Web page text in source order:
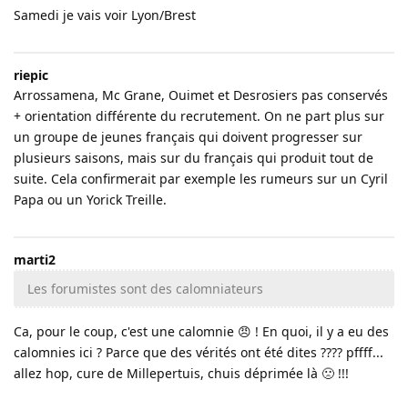
Samedi je vais voir Lyon/Brest
riepic
Arrossamena, Mc Grane, Ouimet et Desrosiers pas conservés
+ orientation différente du recrutement. On ne part plus sur
un groupe de jeunes français qui doivent progresser sur
plusieurs saisons, mais sur du français qui produit tout de
suite. Cela confirmerait par exemple les rumeurs sur un Cyril
Papa ou un Yorick Treille.
marti2
Les forumistes sont des calomniateurs
Ca, pour le coup, c'est une calomnie 😠 ! En quoi, il y a eu des
calomnies ici ? Parce que des vérités ont été dites ???? pffff...
allez hop, cure de Millepertuis, chuis déprimée là 🙁 !!!